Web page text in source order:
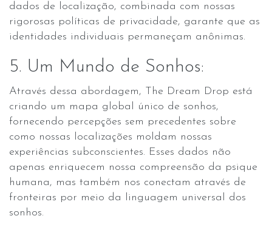
dados de localização, combinada com nossas
rigorosas políticas de privacidade, garante que as
identidades individuais permaneçam anônimas.
5. Um Mundo de Sonhos:
Através dessa abordagem, The Dream Drop está
criando um mapa global único de sonhos,
fornecendo percepções sem precedentes sobre
como nossas localizações moldam nossas
experiências subconscientes. Esses dados não
apenas enriquecem nossa compreensão da psique
humana, mas também nos conectam através de
fronteiras por meio da linguagem universal dos
sonhos.